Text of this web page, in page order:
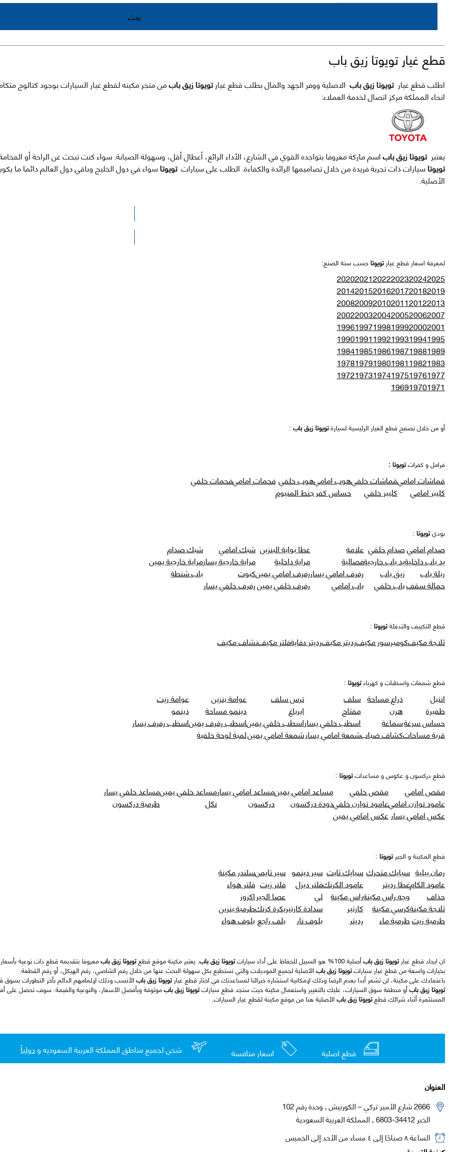
بحث
قطع غيار تويوتا زيق باب
اطلب قطع غيار تويوتا زيق باب الاصلية ووفر الجهد والمال بطلب قطع غيار تويوتا زيق بابمن متجر مكينه لقطع غيار السيارات بوجود كتالوج
انحاء المملكة مركز اتصال لخدمة العملاء:
يعتبرتويوتا زيق باباسم ماركة معروفا بتواجده القوي في الشارع، الأداء الرائع، أعطال أقل، وسهولة الصيانة. سواء كنت تبحث عن الراحة أو
تويوتاسيارات ذات تجربة فريدة من خلال تصاميمها الرائدة والكفاءة. الطلب على سياراتتويوتاسواء في دول الخليج وباقي دول العالم دائما ما
الأصلية.
الرجاء الضغط هنا للوصول لصفحة البحث
لمعرفة اسعار قطع غيارتويوتا حسب سنة الصنع:
2025
2024
2023
2022
2021
2020
2019
2018
2017
2016
2015
2014
2013
2012
2011
2010
2009
2008
2007
2006
2005
2004
2003
2002
2001
2000
1999
1998
1997
1996
1995
1994
1993
1992
1991
1990
1989
1988
1987
1986
1985
1984
1983
1982
1981
1980
1979
1978
1977
1976
1975
1974
1973
1972
1971
1970
1969
أو من خلال تصفح قطع الغيار الرئيسية لسيارةتويوتا زيق باب :
فرامل و كفراتتويوتا :
قماشات اماميقماشات خلفيهوب اماميهوب خلفي فحمات اماميفحمات خلفي
كليبر امامي
كليبر خلفي حساس كفرجنط المنيوم
بوديتويوتا :
صدام اماميصدام خلفي علامة غطا بوابة البنزين شبك امامي
شبك صدام
يد باب داخليةيد باب خارجيةفصالية مراية داخلية مراية خارجية يسارمراية خارجية يمين
ربلة باب
زيق باب رفرف امامي يساررفرف امامي يمينكبوت
باب شنطة
حمالة سقفباب خلفي باب امامي رفرف خلفي يمينرفرف خلفي يسار
قطع التكييف والتدفئةتويوتا :
ثلاجة مكيفكومبرسور مكيفرديتر مكيفرديتر دفايةفلتر مكيفنشاف مكيف
قطع شمعات واسطبات و كهرباءتويوتا :
انتيل ذراع مساحة سلف ترس سلف عوامة بنزين
عوامة زيت
ظفيرة
هرن مفتاح ايرباغ دينمو مساحة
دينمو
حساس سرعةسماعة اسطب خلفي يساراسطب خلفي يميناسطب رفرف يميناسطب رفرف يسار
قربة مساحاتكشاف ضبابشمعة امامي يسارشمعة امامي يمينلمبة لوحة خلفية
قطع دركسون و عكوس و مساعداتتويوتا :
مقص امامي مقص خلفي مساعد امامي يمينمساعد امامي يسارمساعد خلفي يمينمساعد خلفي يسار
عامود توازن اماميعامود توازن خلفيدودة دركسون دركسون نكل
طرمبة دركسون
عكس امامي يسار عكس امامي يمين
قطع المكينة و الجيرتويوتا :
رمان بيلية سبايك متحرك سبايك ثابت سير دينمو سير تايمنسلندر مكينة
عامود الكامغطا رديتر عامود الكرنكفلتر ديزل فلتر زيت فلتر هواء
حذاف
وجه راس مكينةراس مكينة لي عصا الجيراكزوز
ثلاجة مكينةكرسي مكينة كارتير سدادة كارتيربكرة كرنكطرمبة بنزين
طرمبة زيتطرمبة ماء رديتر بلوف نار بلف راجع بلوف هواء
ان ايجاد قطع غيارتويوتا زيق بابأصلية 100% هو السبيل للحفاظ على أداء سيارات تويوتا زيق باب. يعتبر مكينة موقع قطعتويوتا زيق بابمعروفا بتقديمه قطع ذات نوعية
بخيارات واسعة من قطع غيار سياراتتويوتا زيق باب الأصلية لجميع الموديلات والتي تستطيع بكل سهولة البحث عنها من خلال رقم الشاصي، رقم الهيكل، أو رقم القطعة.
باعتمادك على مكينة، لن تشعر أبدا بعدم الرضا وذلك لإمكانية استشارة خبرائنا لمساعدتك في اختار قطع غيارتويوتا زيق باب الأنسب وذلك لإلمامهم الدائم بآخر التطورات بسوق
تويوتا زيق بابأو منطقة سوق السيارات، عليك بالتغيير واستعمال مكينة حيث ستجد قطع سياراتتويوتا زيق بابموثوقة وبأفضل الأسعار، والنوعية والقيمة. سوف تحصل
المستثمرة أثناء شرائك قطعتويوتا زيق باب الأصلية هنا من موقع مكينة لقطع غيار السيارات.
قطع اصلية اسعار منافسة شحن لجميع مناطق المملكة العربية السعوديه ودولياً
العنوان
2666 شارع الأمير تركي – الكورنيش , وحدة رقم 102
الخبر 34412-6803 , المملكة العربية السعودية
الساعة ٨ صباحًا إلى ٤ مساء من الأحد إلى الخميس